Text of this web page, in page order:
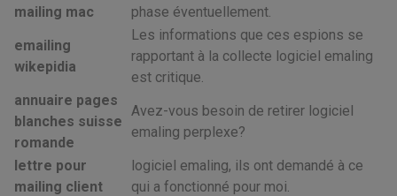
mailing mac
phase éventuellement.
emailing
wikepidia
Les informations que ces espions se
rapportant à la collecte logiciel emaling
est critique.
annuaire pages
blanches suisse
romande
Avez-vous besoin de retirer logiciel
emaling perplexe?
lettre pour
mailing client
logiciel emaling, ils ont demandé à ce
qui a fonctionné pour moi.